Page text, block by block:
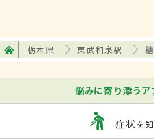
栃木県 東武和泉駅
悩みに寄り添うア
症状を